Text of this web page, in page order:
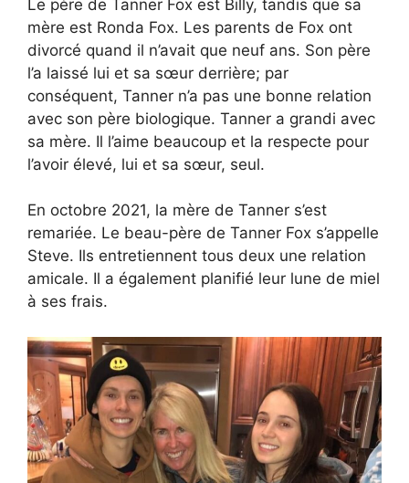
Le père de Tanner Fox est Billy, tandis que sa
mère est Ronda Fox. Les parents de Fox ont
divorcé quand il n’avait que neuf ans. Son père
l’a laissé lui et sa sœur derrière; par
conséquent, Tanner n’a pas une bonne relation
avec son père biologique. Tanner a grandi avec
sa mère. Il l’aime beaucoup et la respecte pour
l’avoir élevé, lui et sa sœur, seul.
En octobre 2021, la mère de Tanner s’est
remariée. Le beau-père de Tanner Fox s’appelle
Steve. Ils entretiennent tous deux une relation
amicale. Il a également planifié leur lune de miel
à ses frais.